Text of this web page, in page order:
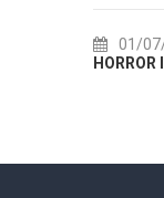
CENTER 2